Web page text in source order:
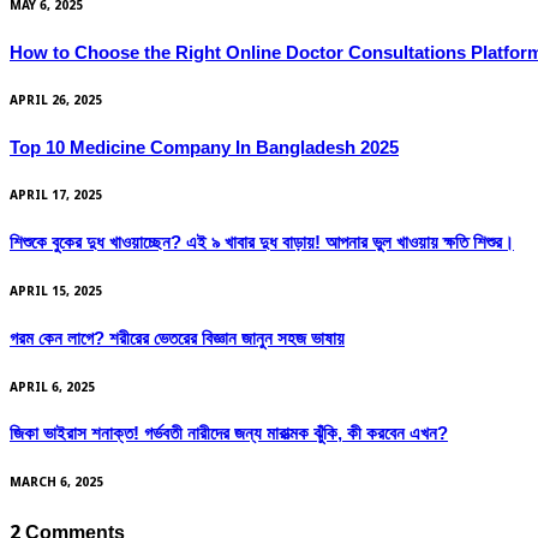
MAY 6, 2025
How to Choose the Right Online Doctor Consultations
APRIL 26, 2025
Top 10 Medicine Company In Bangladesh 2025
APRIL 17, 2025
শিশুকে বুকের দুধ খাওয়াচ্ছেন? এই ৯ খাবার দুধ বাড়ায়! আপনার ভুল খাওয়ায় ক্ষতি শিশুর।
APRIL 15, 2025
গরম কেন লাগে? শরীরের ভেতরের বিজ্ঞান জানুন সহজ ভাষায়
APRIL 6, 2025
জিকা ভাইরাস শনাক্ত! গর্ভবতী নারীদের জন্য মারাত্মক ঝুঁকি, কী করবেন এখন?
MARCH 6, 2025
Comments